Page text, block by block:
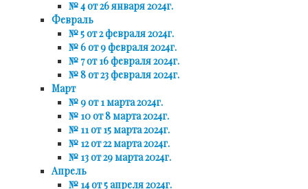
№ 4 от 26 января 2024г.
Февраль
№ 5 от 2 февраля 2024г.
№ 6 от 9 февраля 2024г.
№ 7 от 16 февраля 2024г.
№ 8 от 23 февраля 2024г.
Март
№ 9 от 1 марта 2024г.
№ 10 от 8 марта 2024г.
№ 11 от 15 марта 2024г.
№ 12 от 22 марта 2024г.
№ 13 от 29 марта 2024г.
Апрель
№ 14 от 5 апреля 2024г.